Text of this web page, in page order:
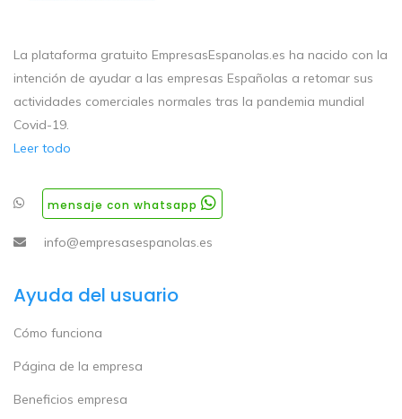
La plataforma gratuito EmpresasEspanolas.es ha nacido con la
intención de ayudar a las empresas Españolas a retomar sus
actividades comerciales normales tras la pandemia mundial
Covid-19.
Leer todo
mensaje con whatsapp
info@empresasespanolas.es
Ayuda del usuario
Cómo funciona
Página de la empresa
Beneficios empresa